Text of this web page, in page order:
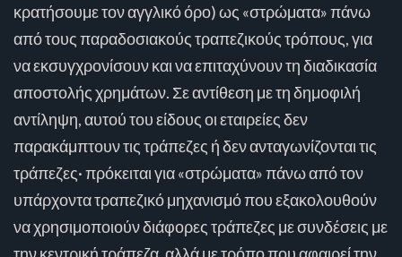
κρατήσουμε τον αγγλικό όρο) ως «στρώματα» πάνω
από τους παραδοσιακούς τραπεζικούς τρόπους, για
να εκσυγχρονίσουν και να επιταχύνουν τη διαδικασία
αποστολής χρημάτων. Σε αντίθεση με τη δημοφιλή
αντίληψη, αυτού του είδους οι εταιρείες δεν
παρακάμπτουν τις τράπεζες ή δεν ανταγωνίζονται τις
τράπεζες· πρόκειται για «στρώματα» πάνω από τον
υπάρχοντα τραπεζικό μηχανισμό που εξακολουθούν
να χρησιμοποιούν διάφορες τράπεζες με συνδέσεις με
την κεντρική τράπεζα, αλλά με τρόπο που αφαιρεί την